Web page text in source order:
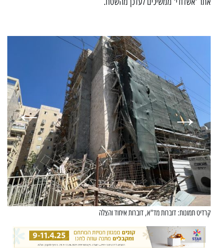
קרדיט תמונות: דוברות מד"א, דוברות איחוד והצלה